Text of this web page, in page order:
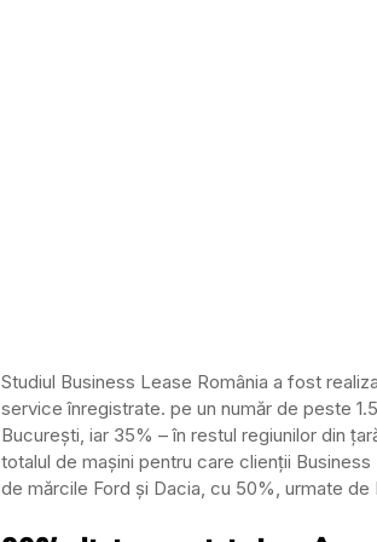
Studiul Business Lease România a fost
service înregistrate. pe un număr de peste
Bucureşti, iar 35% – în restul regiunilor din
totalul de maşini pentru care clienţii
de mărcile Ford şi Dacia, cu 50%, urmate de